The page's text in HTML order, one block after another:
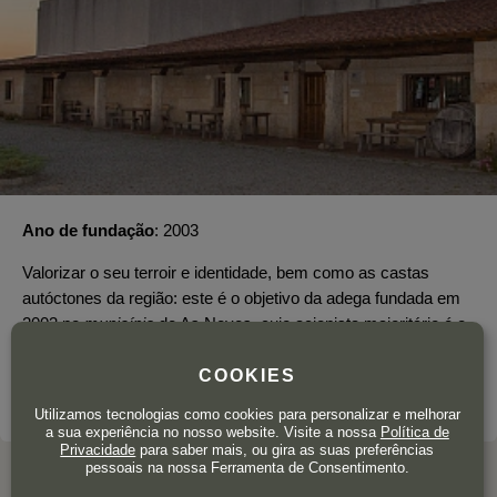
Ano de fundação 2003
Valorizar o seu terroir e identidade, bem como as castas
autóctones da região: este é o objetivo da adega fundada em
2003 nomunicípiode As Neves, cujo acionista maioritário é o
COOKIES
Utilizamos tecnologias como cookies para personalizar e melhorar
a sua experiência no nosso website. Visite a nossa Política de
Privacidade para saber mais, ou gira as suas preferências
pessoais na nossa Ferramenta de Consentimento.